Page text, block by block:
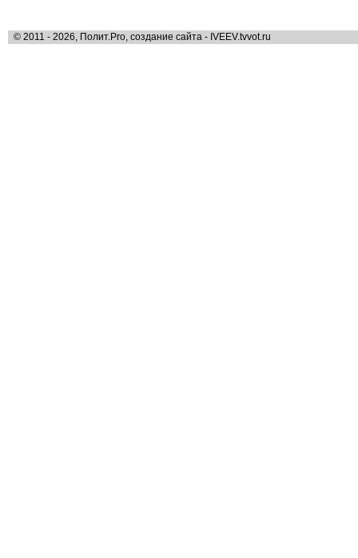
© 2011 - 2026, Полит.Pro, создание сайта - IVEEV.tvvot.ru